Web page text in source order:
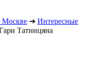
➔ Интересные
Татинцяна